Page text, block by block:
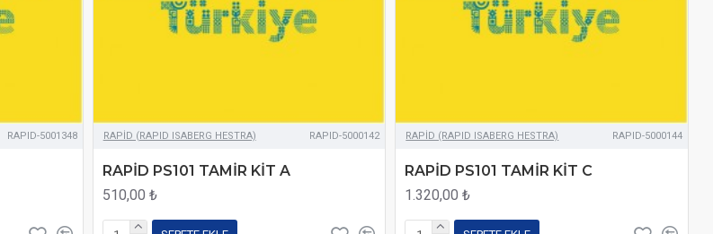
RAPID-5001348 RAPİD (RAPID ISABERG HESTRA) RAPID-5000142
RAPİD PS101 TAMİR KİT A
510,00 ₺
RAPİD (RAPID ISABERG HESTRA) RAPID-5000144
RAPİD PS101 TAMİR KİT C
1.320,00 ₺